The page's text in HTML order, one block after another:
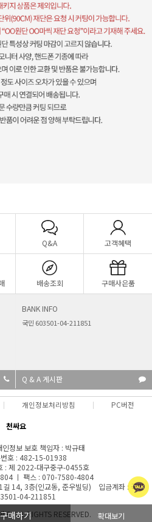
구매하기 확대보기
Q&A 고객혜택
배송조회 구매사은품
BANK INFO
국민 603501-04-211851
Q & A 게시판
개인정보처리방침 PC버전
천싸요
정보 보호 책임자 : 박규태
번호 : 482-15-01938
: 제 2022-대구중구-0455호
ㅣ 팩스 : 070-7580-4804
길 14, 3층(인교동, 준우빌딩) 입금계좌 : 국민
04-211851
요 ALL RIGHTS RESERVED.